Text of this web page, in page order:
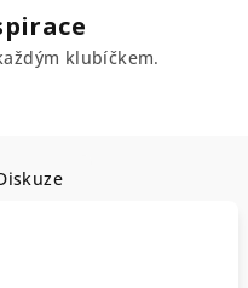
klubíčkem.